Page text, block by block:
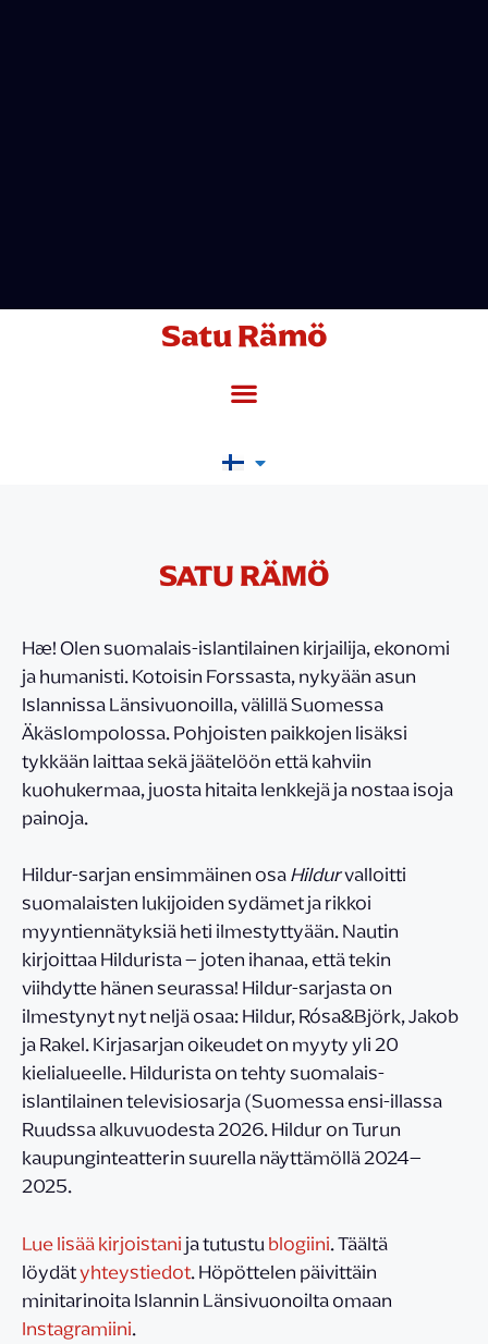
Satu Rämö
SATU RÄMÖ
Hæ! Olen suomalais-islantilainen kirjailija, ekonomi
ja humanisti. Kotoisin Forssasta, nykyään asun
Islannissa Länsivuonoilla, välillä Suomessa
Äkäslompolossa. Pohjoisten paikkojen lisäksi
tykkään laittaa sekä jäätelöön että kahviin
kuohukermaa, juosta hitaita lenkkejä ja nostaa isoja
painoja.
Hildur-sarjan ensimmäinen osaHildurvalloitti
suomalaisten lukijoiden sydämet ja rikkoi
myyntiennätyksiä heti ilmestyttyään. Nautin
kirjoittaa Hildurista – joten ihanaa, että tekin
viihdytte hänen seurassa! Hildur-sarjasta on
ilmestynyt nyt neljä osaa: Hildur, Rósa&Björk, Jakob
ja Rakel. Kirjasarjan oikeudet on myyty yli 20
kielialueelle. Hildurista on tehty suomalais-
islantilainen televisiosarja (Suomessa ensi-illassa
Ruudssa alkuvuodesta 2026. Hildur on Turun
kaupunginteatterin suurella näyttämöllä 2024–
2025.
Lue lisää kirjoistanija tutustublogiini. Täältä
löydätyhteystiedot. Höpöttelen päivittäin
minitarinoita Islannin Länsivuonoilta omaan
Instagramiini.